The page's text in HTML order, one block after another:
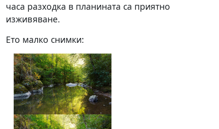
часа разходка в планината са приятно
изживяване.
Ето малко снимки: